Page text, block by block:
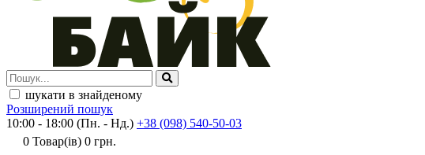
шукати в знайденому
Розширений пошук
10:00 - 18:00 (Пн. - Нд.) +38 (098) 540-50-03
0 Товар(ів) 0 грн.